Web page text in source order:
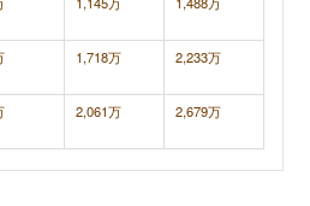
1,718万 2,233万
2,061万 2,679万